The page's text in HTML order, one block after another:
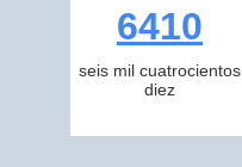
6410
seis mil cuatrocientos
diez